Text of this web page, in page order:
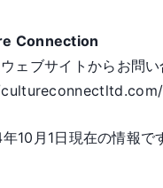
Connection
ェブサイトからお問い
10月1日現在の情報で